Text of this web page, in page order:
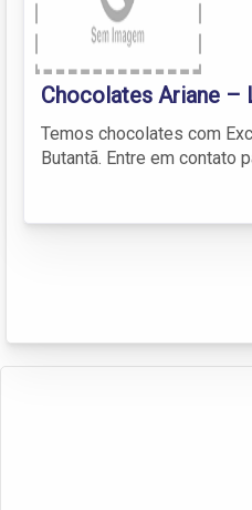
Chocolates Ariane –
Temos chocolates com
Butantã. Entre em contato